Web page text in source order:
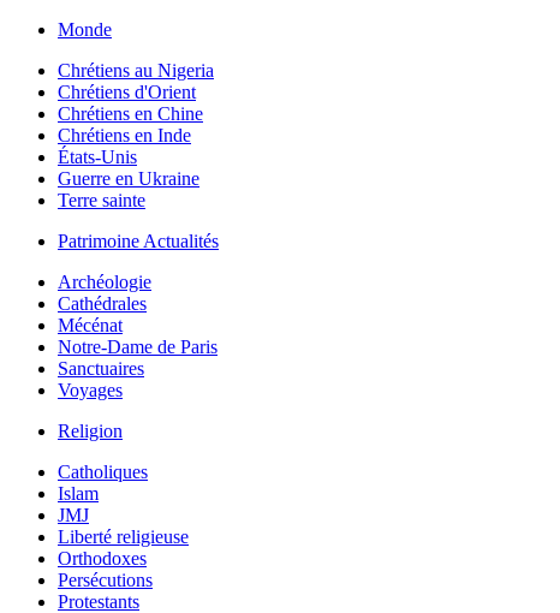
Monde
Chrétiens au Nigeria
Chrétiens d'Orient
Chrétiens en Chine
Chrétiens en Inde
États-Unis
Guerre en Ukraine
Terre sainte
Patrimoine Actualités
Archéologie
Cathédrales
Mécénat
Notre-Dame de Paris
Sanctuaires
Voyages
Religion
Catholiques
Islam
JMJ
Liberté religieuse
Orthodoxes
Persécutions
Protestants